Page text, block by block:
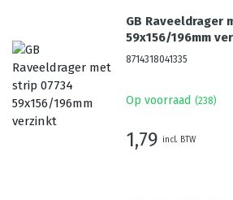
GB Raveeldrager
59x156/196mm
8714318041335
Op voorraad (238)
1,79 incl. BTW